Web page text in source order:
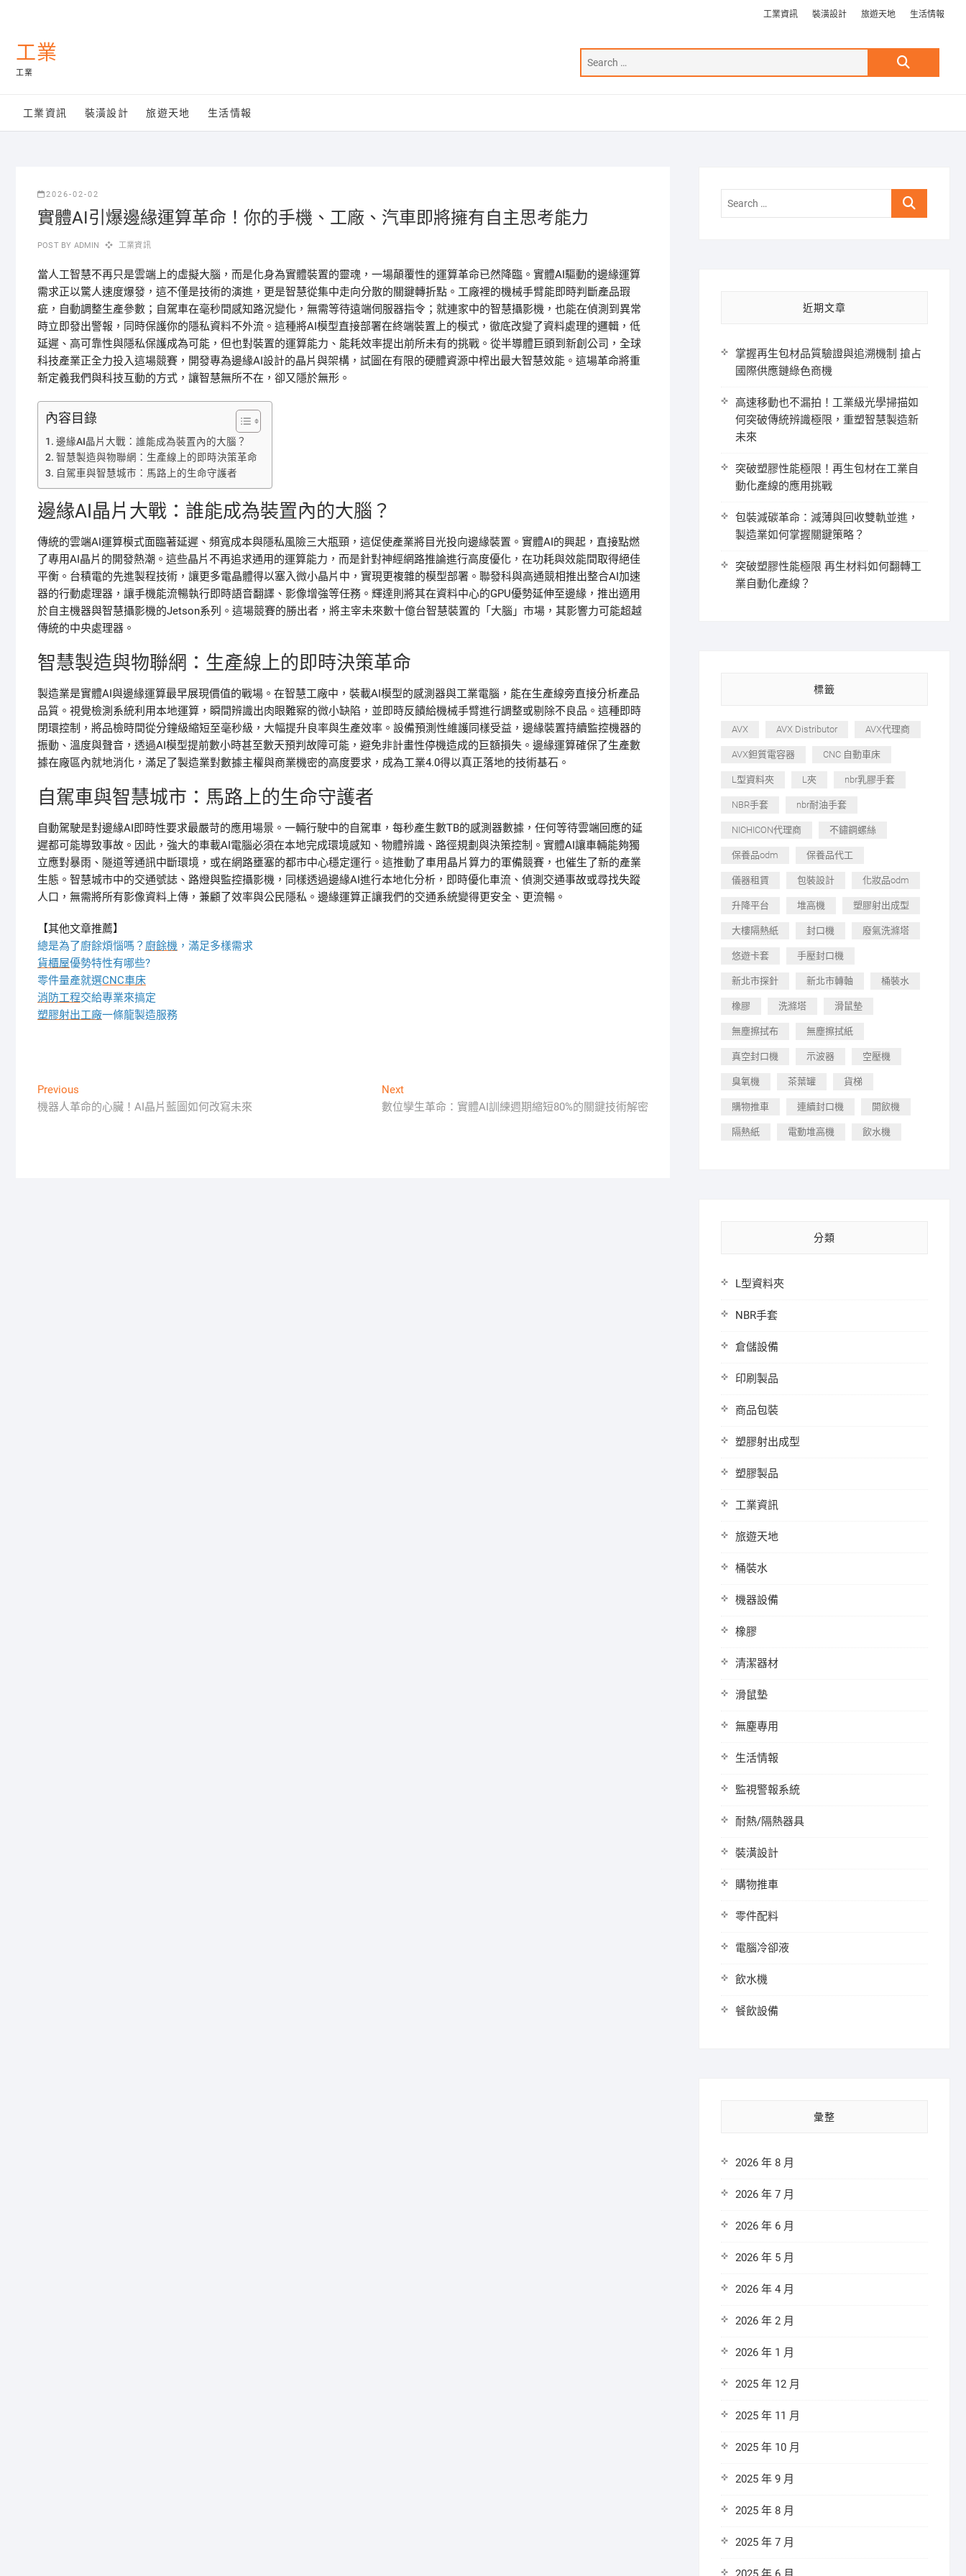
content
工業資訊 裝潢設計 旅遊天地 生活情報
工業
工業
Search
工業資訊 裝潢設計 旅遊天地 生活情報
2026-02-02
實體AI引爆邊緣運算革命！你的手機、工廠、汽車即將擁有自主思考能力
POST BY ADMIN 工業資訊
當人工智慧不再只是雲端上的虛擬大腦，而是化身為實體裝置的靈魂，一場顛覆性的運算革命已然降臨。實體AI驅動的邊緣運算
需求正以驚人速度爆發，這不僅是技術的演進，更是智慧從集中走向分散的關鍵轉折點。工廠裡的機械手臂能即時判斷產品瑕
疵，自動調整生產參數；自駕車在毫秒間感知路況變化，無需等待遠端伺服器指令；就連家中的智慧攝影機，也能在偵測到異常
時立即發出警報，同時保護你的隱私資料不外流。這種將AI模型直接部署在終端裝置上的模式，徹底改變了資料處理的邏輯，低
延遲、高可靠性與隱私保護成為可能，但也對裝置的運算能力、能耗效率提出前所未有的挑戰。從半導體巨頭到新創公司，全球
科技產業正全力投入這場競賽，開發專為邊緣AI設計的晶片與架構，試圖在有限的硬體資源中榨出最大智慧效能。這場革命將重
新定義我們與科技互動的方式，讓智慧無所不在，卻又隱於無形。
內容目錄
邊緣AI晶片大戰：誰能成為裝置內的大腦？
智慧製造與物聯網：生產線上的即時決策革命
自駕車與智慧城市：馬路上的生命守護者
邊緣AI晶片大戰：誰能成為裝置內的大腦？
傳統的雲端AI運算模式面臨著延遲、頻寬成本與隱私風險三大瓶頸，這促使產業將目光投向邊緣裝置。實體AI的興起，直接點燃
了專用AI晶片的開發熱潮。這些晶片不再追求通用的運算能力，而是針對神經網路推論進行高度優化，在功耗與效能間取得絕佳
平衡。台積電的先進製程技術，讓更多電晶體得以塞入微小晶片中，實現更複雜的模型部署。聯發科與高通競相推出整合AI加速
器的行動處理器，讓手機能流暢執行即時語音翻譯、影像增強等任務。輝達則將其在資料中心的GPU優勢延伸至邊緣，推出適用
於自主機器與智慧攝影機的Jetson系列。這場競賽的勝出者，將主宰未來數十億台智慧裝置的「大腦」市場，其影響力可能超越
傳統的中央處理器。
智慧製造與物聯網：生產線上的即時決策革命
製造業是實體AI與邊緣運算最早展現價值的戰場。在智慧工廠中，裝載AI模型的感測器與工業電腦，能在生產線旁直接分析產品
品質。視覺檢測系統利用本地運算，瞬間辨識出肉眼難察的微小缺陷，並即時反饋給機械手臂進行調整或剔除不良品。這種即時
閉環控制，將品檢時間從分鐘級縮短至毫秒級，大幅提升良率與生產效率。設備預測性維護同樣受益，邊緣裝置持續監控機器的
振動、溫度與聲音，透過AI模型提前數小時甚至數天預判故障可能，避免非計畫性停機造成的巨額損失。邊緣運算確保了生產數
據在廠區內就地消化，滿足了製造業對數據主權與商業機密的高度要求，成為工業4.0得以真正落地的技術基石。
自駕車與智慧城市：馬路上的生命守護者
自動駕駛是對邊緣AI即時性要求最嚴苛的應用場景。一輛行駛中的自駕車，每秒產生數TB的感測器數據，任何等待雲端回應的延
遲都可能導致事故。因此，強大的車載AI電腦必須在本地完成環境感知、物體辨識、路徑規劃與決策控制。實體AI讓車輛能夠獨
立應對暴雨、隧道等通訊中斷環境，或在網路壅塞的都市中心穩定運行。這推動了車用晶片算力的軍備競賽，也催生了新的產業
生態。智慧城市中的交通號誌、路燈與監控攝影機，同樣透過邊緣AI進行本地化分析，即時優化車流、偵測交通事故或尋找失蹤
人口，無需將所有影像資料上傳，兼顧了效率與公民隱私。邊緣運算正讓我們的交通系統變得更安全、更流暢。
【其他文章推薦】
總是為了廚餘煩惱嗎？ 廚餘機 ，滿足多樣需求
貨櫃屋優勢特性有哪些?
零件量產就選CNC車床
消防工程交給專業來搞定
塑膠射出工廠一條龍製造服務
文
章
Previous
post:
機器人革命的心臟！AI晶片藍圖如何改寫未來
NextNext
post:
數位孿生革命：實體AI訓練週期縮短80%的關鍵技術解密
Search
近期文章
掌握再生包材品質驗證與追溯機制 搶占
國際供應鏈綠色商機
高速移動也不漏拍！工業級光學掃描如
何突破傳統辨識極限，重塑智慧製造新
未來
突破塑膠性能極限！再生包材在工業自
動化產線的應用挑戰
包裝減碳革命：減薄與回收雙軌並進，
製造業如何掌握關鍵策略？
突破塑膠性能極限 再生材料如何翻轉工
業自動化產線？
標籤
AVX AVX Distributor AVX代理商
AVX鉭質電容器 CNC 自動車床
L型資料夾 L夾 nbr乳膠手套
NBR手套 nbr耐油手套
NICHICON代理商 不鏽鋼螺絲
保養品odm 保養品代工
儀器租賃 包裝設計 化妝品odm
升降平台 堆高機 塑膠射出成型
大樓隔熱紙 封口機 廢氣洗滌塔
悠遊卡套 手壓封口機
新北市探針 新北市轉軸 桶裝水
橡膠 洗滌塔 滑鼠墊
無塵擦拭布 無塵擦拭紙
真空封口機 示波器 空壓機
臭氧機 茶葉罐 貨梯
購物推車 連續封口機 開飲機
隔熱紙 電動堆高機 飲水機
分類
L型資料夾
NBR手套
倉儲設備
印刷製品
商品包裝
塑膠射出成型
塑膠製品
工業資訊
旅遊天地
桶裝水
機器設備
橡膠
清潔器材
滑鼠墊
無塵專用
生活情報
監視警報系統
耐熱/隔熱器具
裝潢設計
購物推車
零件配料
電腦冷卻液
飲水機
餐飲設備
彙整
2026 年 8 月
2026 年 7 月
2026 年 6 月
2026 年 5 月
2026 年 4 月
2026 年 2 月
2026 年 1 月
2025 年 12 月
2025 年 11 月
2025 年 10 月
2025 年 9 月
2025 年 8 月
2025 年 7 月